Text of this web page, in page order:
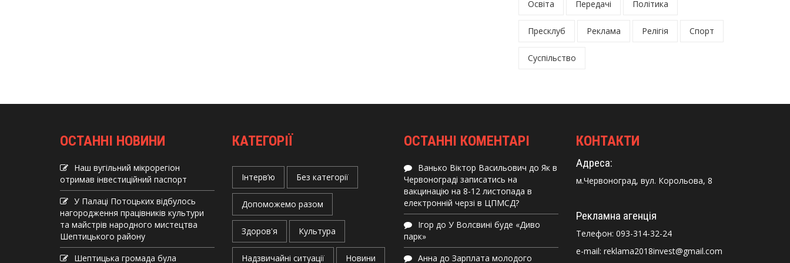
Освіта Передачі Політика
Пресклуб Реклама Релігія Спорт
Суспільство
ОСТАННІ НОВИНИ
Наш вугільний мікрорегіон
отримав інвеcтиційний паспорт
У Палаці Потоцьких відбулось
нагородження працівників культури
та майстрів народного мистецтва
Шептицького району
Шептицька громада була
КАТЕГОРІЇ
Інтерв’ю Без категорії
Допоможемо разом
Здоров'я Культура
Надзвичайні ситуації Новини
ОСТАННІ КОМЕНТАРІ
Ванько Віктор Васильович до Як в
Червонограді записатись на
вакцинацію на 8-12 листопада в
електронній черзі в ЦПМСД?
Ігор до У Волсвині буде «Диво
парк»
Анна до Зарплата молодого
КОНТАКТИ
Адреса:
м.Червоноград, вул. Корольова, 8
Рекламна агенція
Телефон: 093-314-32-24
e-mail: reklama2018invest@gmail.com